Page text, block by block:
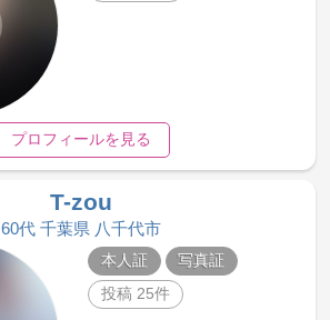
プロフィールを見る
T-zou
60代 千葉県 八千代市
本人証
写真証
投稿 25件